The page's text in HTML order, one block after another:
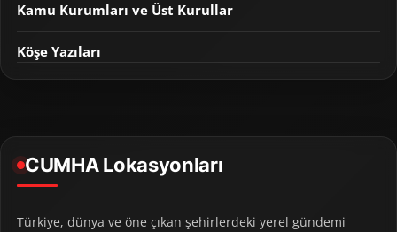
Kamu Kurumları ve Üst Kurullar
Köşe Yazıları
CUMHA Lokasyonları
Türkiye, dünya ve öne çıkan şehirlerdeki yerel gündemi